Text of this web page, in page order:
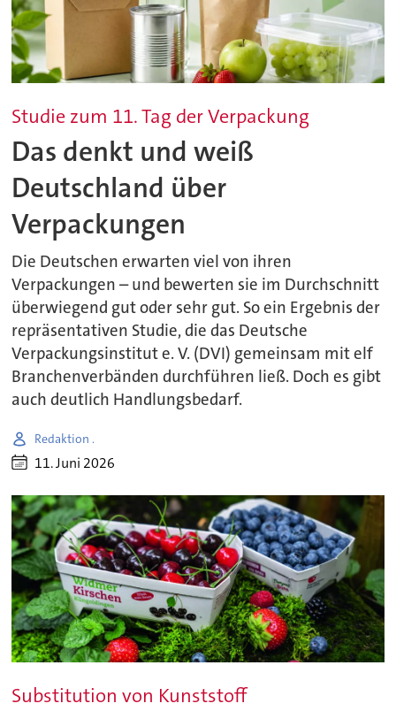
Studie zum 11. Tag der Verpackung
Das denkt und weiß
Deutschland über
Verpackungen
Die Deutschen erwarten viel von ihren
Verpackungen – und bewerten sie im Durchschnitt
überwiegend gut oder sehr gut. So ein Ergebnis der
repräsentativen Studie, die das Deutsche
Verpackungsinstitut e. V. (DVI) gemeinsam mit elf
Branchenverbänden durchführen ließ. Doch es gibt
auch deutlich Handlungsbedarf.
Redaktion .
11. Juni 2026
Substitution von Kunststoff